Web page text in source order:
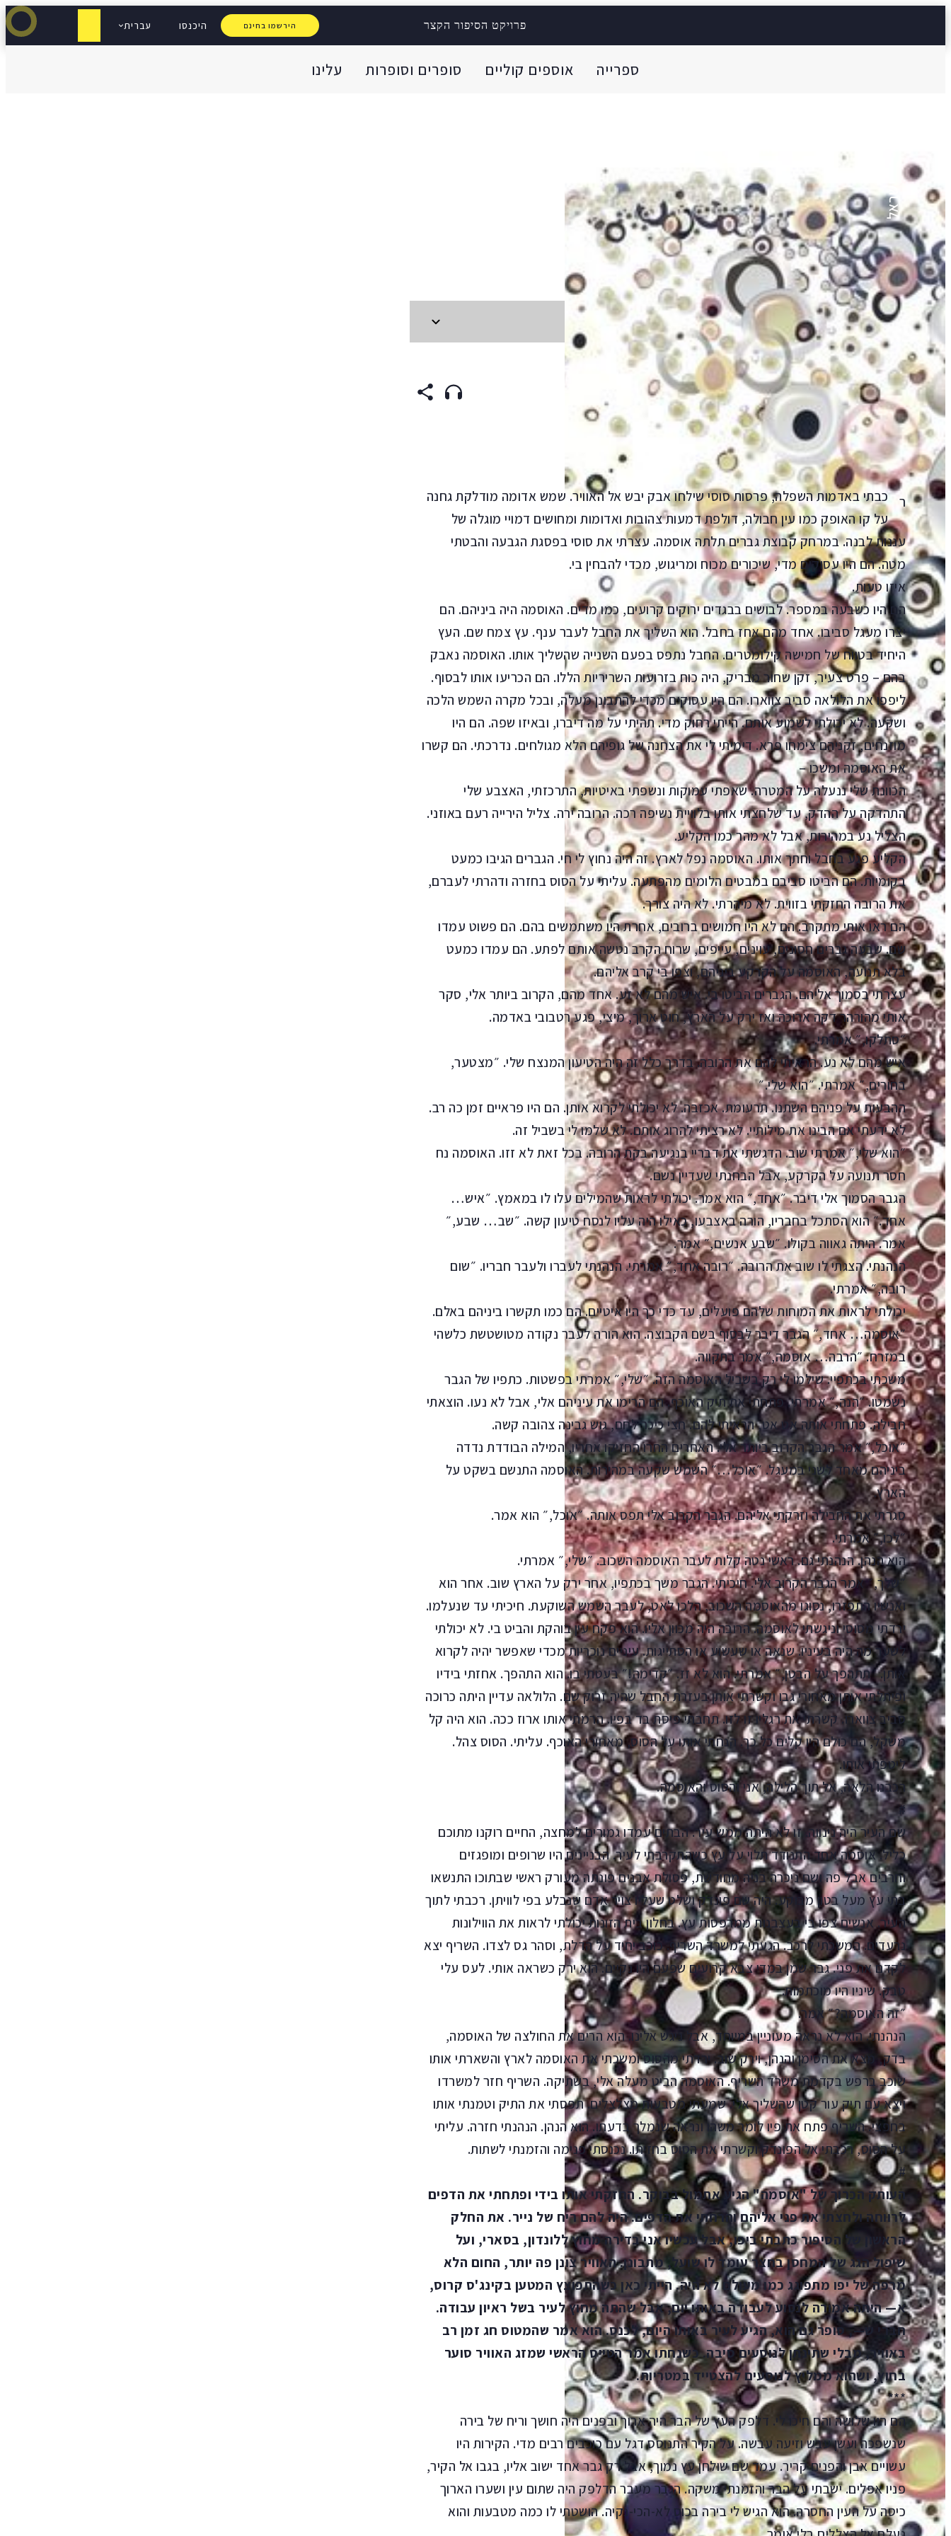
פרויקט הסיפור הקצר הירשמו בחינם היכנסו עברית
ספרייה אוספים קוליים סופרים וסופרות עלינו
ישראל האוסמה האחרון
27 דק'
הקדמה
Aa קראו ב:עברית
תורגם על ידי: שמעון אדף
ר כבתי באדמות השפלה, פרסות סוסי שילחו אבק יבש אל האוויר. שמש אדומה מודלקת גחנה
על קו האופק כמו עין חבולה, דולפת דמעות צהובות ואדומות ומחושים דמויי מוגלה של
עננות לבנה. במרחק קבוצת גברים תלתה אוסמה. עצרתי את סוסי בפסגת הגבעה והבטתי
מטה. הם היו עסוקים מדי, שיכורים מכוח ומריגוש, מכדי להבחין בי.
איזו טעות.
הם היו כשבעה במספר. לבושים בבגדים ירוקים קרועים, כמו מדים. האוסמה היה ביניהם. הם
יצרו מעגל סביבו. אחד מהם אחז בחבל. הוא השליך את החבל לעבר ענף. עץ צמח שם. העץ
היחיד בטווח של חמישה קילומטרים. החבל נתפס בפעם השנייה שהשליך אותו. האוסמה נאבק
בהם – פרט צעיר, זקן שחור מבריק, היה כוח בזרועות השריריות הללו. הם הכריעו אותו לבסוף.
ליפפו את הלולאה סביב צווארו. הם היו עסוקים מכדי להתבונן מעלה, ובכל מקרה השמש הלכה
ושקעה. לא יכולתי לשמוע אותם. הייתי רחוק מדי. תהיתי על מה דיברו, ובאיזו שפה. הם היו
מוזנחים, זקניהם צימחו פרא. דימיתי לי את הצחנה של גופיהם הלא מגולחים. נדרכתי. הם קשרו
את האוסמה ומשכו –
הכוונת שלי ננעלה על המטרה. שאפתי עמוקות ונשפתי באיטיות, התרכזתי, האצבע שלי
התהדקה על ההדק, עד שלחצתי אותו בלוויית נשיפה רכה. הרובה ירה. צליל הירייה רעם באוזני.
הצליל נע במהירות, אבל לא מהר כמו הקליע.
הקליע פגע בחבל וחתך אותו. האוסמה נפל לארץ. זה היה נחוץ לי חי. הגברים הגיבו כמעט
בקומיות. הם הביטו סביבם במבטים הלומים מהפתעה. עליתי על הסוס בחזרה ודהרתי לעברם,
את הרובה החזקתי בזווית. לא מיהרתי. לא היה צורך.
הם ראו אותי מתקרב. הם לא היו חמושים ברובים, אחרת היו משתמשים בהם. הם פשוט עמדו
שם. שבעה גברים חסונים, עוינים, עייפים, שרוח הקרב נטשה אותם לפתע. הם עמדו כמעט
בלא תנועה, האוסמה על הקרקע ביניהם, וצפו בי קרב אליהם.
עצרתי בסמוך אליהם. הגברים הביטו בי. איש מהם לא זע. אחד מהם, הקרוב ביותר אלי, סקר
אותי מהורהר דקה ארוכה ואז ירק על הארץ, חוט ארוך, מיצי, פגע רטבובי באדמה.
״סתלקו,״ אמרתי.
איש מהם לא נע. הראיתי להם את הרובה. בדרך כלל זה היה הטיעון המנצח שלי. ״מצטער,
בחורים,״ אמרתי. ״הוא שלי.״
ההבעות על פניהם השתנו. תרעומת. אכזבה. לא יכולתי לקרוא אותן. הם היו פראיים זמן כה רב.
לא ידעתי אם הבינו את מילותיי. לא רציתי להרוג אותם. לא שלמו לי בשביל זה.
״הוא שלי,״ אמרתי שוב. הדגשתי את דבריי בנגיעה בקת הרובה. בכל זאת לא זזו. האוסמה נח
חסר תנועה על הקרקע, אבל הבחנתי שעדיין נשם.
הגבר הסמוך אלי דיבר. ״אחד,״ הוא אמר. יכולתי לראות שהמילים עלו לו במאמץ. ״איש…
אחד.״ הוא הסתכל בחבריו, הורה באצבעו, כאילו היה עליו לנסח טיעון קשה. ״שב… שבע,״
אמר. היתה גאווה בקולו. ״שבע אנשים,״ אמר.
הנהנתי. הצגתי לו שוב את הרובה. ״רובה אחד,״ אמרתי. הנהנתי לעברו ולעבר חבריו. ״שום
רובה,״ אמרתי.
יכולתי לראות את המוחות שלהם פועלים, עד כדי כך היו איטיים. הם כמו תקשרו ביניהם באלם.
״אוסמה… אחד,״ הגבר דיבר לבסוף בשם הקבוצה. הוא הורה לעבר נקודה מטושטשת כלשהי
במזרח. ״הרבה… אוסמה,״ אמר בתקווה.
משכתי בכתפיי. שילמו לי רק בשביל האוסמה הזה. ״שלי,״ אמרתי בפשטות. כתפיו של הגבר
נשמטו. ״הנה,״ אמרתי. פתחתי את תיק האוכף. הם הרימו את עיניהם אלי, אבל לא נעו. הוצאתי
חבילה. פתחתי אותה אט אט, הראיתי להם. חצי כיכר לחם, גוש גבינה צהובה קשה.
״אוכל,״ אמר הגבר הקרוב ביותר אלי. האחרים החרו החזיקו אחריו, המילה הבודדת נדדה
ביניהם מאחד לשני במעגל. ״אוכל…״ השמש שקעה במהירות. האוסמה התנשם בשקט על
הארץ.
סגרתי את החבילה וזרקתי אליהם. הגבר הקרוב אלי תפס אותה. ״אוכל,״ הוא אמר.
״לכו,״ אמרתי.
הוא הנהן. הנהנתי גם. ראשי נטה קלות לעבר האוסמה השכוב. ״שלי,״ אמרתי.
״שלך,״ אמר הגבר הקרוב אלי. חיכיתי. הגבר משך בכתפיו, אחר ירק על הארץ שוב. אחר הוא
ואנשיו התפזרו, נסוגו מהאוסמה השכוב, הלכו לאט, לעבר השמש השוקעת. חיכיתי עד שנעלמו.
ירדתי מסוסי וניגשתי לאוסמה. הרובה היה מכוון אליו. הוא פקח עין בוהקת והביט בי. לא יכולתי
לשער מה היה בעיניו. שנאה או שעשוע או הסתייגות. עיניים נוכריות מכדי שאפשר יהיה לקרוא
אותן. ״תתהפך על הבטן,״ אמרתי. הוא לא זז. ״קדימה!״ בעטתי בו. הוא התהפך. אחזתי בידיו
ופיתלתי אותן מאחורי גבו וקשרתי אותן בעזרת החבל שהיה זרוק שם. הלולאה עדיין היתה כרוכה
סביב צווארו. קשרתי את רגליו זו לזו. תחבתי פיסת בד בפיו. הרמתי אותו ארוז ככה. הוא היה קל
משקל, הם כולם היו קלים כל כך. הנחתי אותו על הסוס, מאחורי האוכף. עליתי. הסוס צהל.
ליטפתי אותו.
רכבנו הלאה, אל תוך הלילה, אני והסוס והאוסמה.
#
שם העיר היה נינווה. זו לא היתה ממש עיר. הבתים עמדו גמורים למחצה, החיים רוקנו מתוכם
כליל. אוסמה אחד התנודד תלוי על עץ כשהתקרבתי לעיר. הבניינים היו שרופים ומופגזים
וחרבים אבל פה ושם ניכרה בניה מחודשת, פסולת אבנים פונתה מעורק ראשי שבתוכו התנשאו
בתי עץ מעל בטון מבוקע. היה שם פונדק ושלט שעליו צויר אדם שנבלע בפי לוויתן. רכבתי לתוך
העיר. אנשים צפו בי בעצבנות ממרפסות עץ. בחלון בית הזונות יכולתי לראות את הווילונות
נרעדים. המשכתי לרכב. הגעתי למשרד השריף. כוכב יחיד על הדלת, וסהר גס לצדו. השריף יצא
לקדם את פני. גבר שמן במדי צבא קרועים שפעם היו נקיים. הוא ירק כשראה אותי. לעס עלי
טבק. שיניו היו מוכתמות.
״זה האוסמה?״ אמר.
הנהנתי. הוא לא נראה מעוניין במיוחד, אבל ניגש אלינו. הוא הרים את החולצה של האוסמה,
בדק, מצא את הסימן והנהן, וירק שוב. ירדתי מהסוס ומשכתי את האוסמה לארץ והשארתי אותו
שוכב ברפש בקדמת משרד השריף. האוסמה הביט מעלה אלי, בשתיקה. השריף חזר למשרדו
ויצא עם תיק עור קטן שהשליך אלי. שמעתי מטבעות מצלצלים. תפסתי את התיק וטמנתי אותו
בחפצי. השריף פתח את פיו לומר משהו ונראה שנמלך בדעתו. הוא הנהן. הנהנתי חזרה. עליתי
על הסוס, רכבתי אל הפונדק וקשרתי את הסוס בחזיתו. נכנסתי פנימה והזמנתי לשתות.
#
העותק הכרוך של "אוסמה" הגיע אתמול בבוקר. החזקתי אותו בידי ופתחתי את הדפים
לרווחה ולחצתי את פני אליהם והרחתי את הדפים. היה להם ריח של נייר. את החלק
הראשון של הסיפור כתבתי ביפו, אבל עכשיו אני בדירה מחוץ ללונדון, בסארי, ועל
שיפול הגג של המחסן בחצר עומד לו שועל, מתבונן. האוויר צונן פה יותר, החום הלא
מרפה של יפו מתפוגג כמו מעולם לא היה. הייתי כאן כשהתפוצץ המטען בקינג'ס קרוס,
א— היתה אמורה לנסוע לעבודה באותו יום, אבל שהתה מחוץ לעיר בשל ראיון עבודה.
חברי ש—, סופר גם הוא, הגיע לעיר באותו היום, לכנס. הוא אמר שהמטוס חג זמן רב
באוויר, מבלי שתינתן לנוסעים סיבה. כשנחתו אמר הטייס הראשי שמזג האוויר סוער
בחוץ, ושהוא ממליץ לנוסעים להצטייד במטריות.
***
הם היו שלושה והם חיכו לי. דלפק העץ של הבר היה ארוך ובפנים היה חושך וריח של בירה
שנשפכה ועשן עבש וזיעה עבשה. על הקיר התנוסס דגל עם כוכבים רבים מדי. הקירות היו
עשויים אבן והפנים קריר. עמד שם שולחן עץ נמוך, אבל רק גבר אחד ישוב אליו, בגבו אל הקיר,
פניו אפלים. ישבתי על הבר והזמנתי משקה. הגבר מעבר הדלפק היה שתום עין ושערו הארוך
כיסה על העין החסרה. הוא הגיש לי בירה בכוס לא-הכי-נקיה. הושטתי לו כמה מטבעות והוא